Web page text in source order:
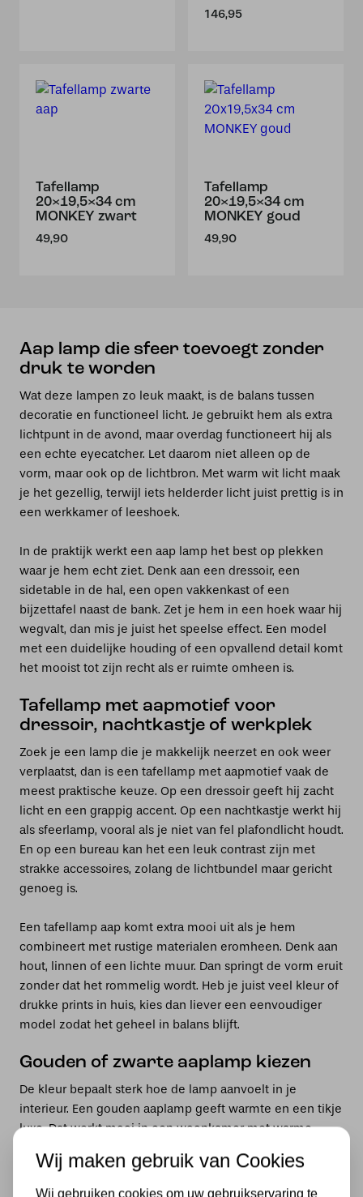
146,95
Tafellamp
20×19,5×34 cm
MONKEY zwart
49,90
Tafellamp
20×19,5×34 cm
MONKEY goud
49,90
Aap lamp die sfeer toevoegt zonder
druk te worden
Wat deze lampen zo leuk maakt, is de balans tussen
decoratie en functioneel licht. Je gebruikt hem als extra
lichtpunt in de avond, maar overdag functioneert hij als
een echte eyecatcher. Let daarom niet alleen op de
vorm, maar ook op de lichtbron. Met warm wit licht maak
je het gezellig, terwijl iets helderder licht juist prettig is in
een werkkamer of leeshoek.
In de praktijk werkt een aap lamp het best op plekken
waar je hem echt ziet. Denk aan een dressoir, een
sidetable in de hal, een open vakkenkast of een
bijzettafel naast de bank. Zet je hem in een hoek waar hij
wegvalt, dan mis je juist het speelse effect. Een model
met een duidelijke houding of een opvallend detail komt
het mooist tot zijn recht als er ruimte omheen is.
Tafellamp met aapmotief voor
dressoir, nachtkastje of werkplek
Zoek je een lamp die je makkelijk neerzet en ook weer
verplaatst, dan is een tafellamp met aapmotief vaak de
meest praktische keuze. Op een dressoir geeft hij zacht
licht en een grappig accent. Op een nachtkastje werkt hij
als sfeerlamp, vooral als je niet van fel plafondlicht houdt.
En op een bureau kan het een leuk contrast zijn met
strakke accessoires, zolang de lichtbundel maar gericht
genoeg is.
Een tafellamp aap komt extra mooi uit als je hem
combineert met rustige materialen eromheen. Denk aan
hout, linnen of een lichte muur. Dan springt de vorm eruit
zonder dat het rommelig wordt. Heb je juist veel kleur of
drukke prints in huis, kies dan liever een eenvoudiger
model zodat het geheel in balans blijft.
Gouden of zwarte aaplamp kiezen
De kleur bepaalt sterk hoe de lamp aanvoelt in je
interieur. Een gouden aaplamp geeft warmte en een tikje
luxe. Dat werkt mooi in een woonkamer met warme
interieur kan goud juist het verschil maken, omdat het
net wat meer karakter toevoegt zonder dat je meteen
Wij maken gebruik van Cookies
Wij gebruiken cookies om uw gebruikservaring te